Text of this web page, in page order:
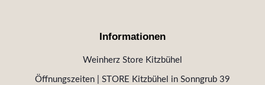
Informationen
Weinherz Store Kitzbühel
Öffnungszeiten | STORE Kitzbühel in Sonngrub 39